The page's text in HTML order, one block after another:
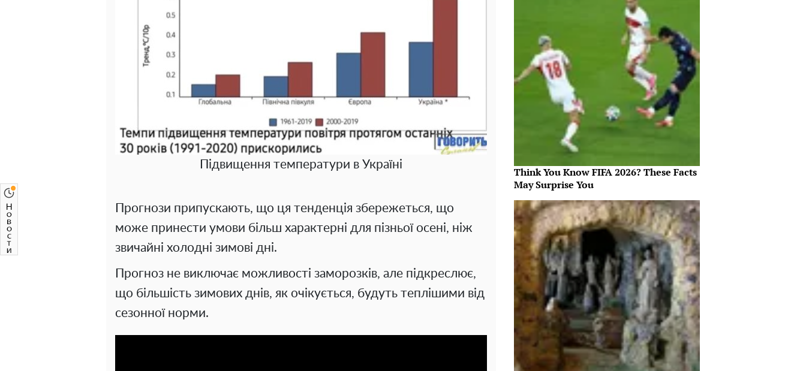
Підвищення температури в Україні
Прогнози припускають, що ця тенденція збережеться, що
може принести умови більш характерні для пізньої осені, ніж
звичайні холодні зимові дні.
Прогноз не виключає можливості заморозків, але підкреслює,
що більшість зимових днів, як очікується, будуть теплішими від
сезонної норми.
Think You Know FIFA 2026? These Facts
May Surprise You